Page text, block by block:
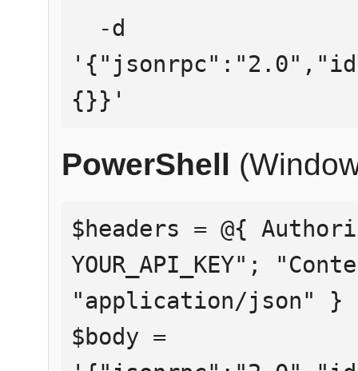
{}}'
PowerShell
$headers = @{
YOUR_API_KEY";
"application/json" }
$body =